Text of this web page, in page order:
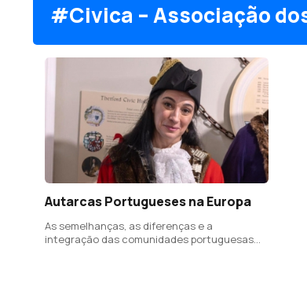
#Civica – Associação
Autarcas Portugueses na Europa
As semelhanças, as diferenças e a
integração das comunidades portuguesas